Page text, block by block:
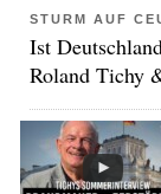
STURM AUF
Ist
Roland Tichy